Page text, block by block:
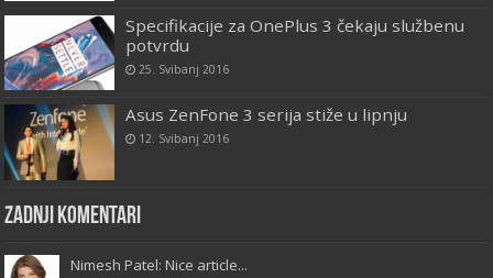
Specifikacije za OnePlus 3 čekaju službenu
potvrdu
25. Svibanj 2016
Asus ZenFone 3 serija stiže u lipnju
12. Svibanj 2016
Zadnji komentari
Nimesh Patel: Nice article...